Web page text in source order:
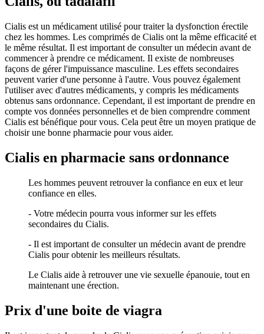
Cialis est un médicament utilisé pour traiter la dysfonction érectile
chez les hommes. Les comprimés de Cialis ont la même efficacité et
le même résultat. Il est important de consulter un médecin avant de
commencer à prendre ce médicament. Il existe de nombreuses
façons de gérer l'impuissance masculine. Les effets secondaires
peuvent varier d'une personne à l'autre. Vous pouvez également
l'utiliser avec d'autres médicaments, y compris les médicaments
obtenus sans ordonnance. Cependant, il est important de prendre en
compte vos données personnelles et de bien comprendre comment
Cialis est bénéfique pour vous. Cela peut être un moyen pratique de
choisir une bonne pharmacie pour vous aider.
Cialis en pharmacie sans ordonnance
Les hommes peuvent retrouver la confiance en eux et leur
confiance en elles.
- Votre médecin pourra vous informer sur les effets
secondaires du Cialis.
- Il est important de consulter un médecin avant de prendre
Cialis pour obtenir les meilleurs résultats.
Le Cialis aide à retrouver une vie sexuelle épanouie, tout en
maintenant une érection.
Prix d'une boite de viagra